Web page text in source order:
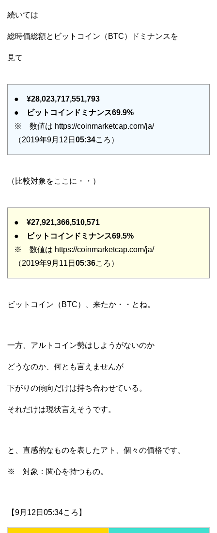
続いては
総時価総額とビットコイン（BTC）ドミナンスを
見て
● ¥28,023,717,551,793
●
ビットコインドミナンス69.9%
※ 数値は https://coinmarketcap.com/ja/
（2019年9月12日 05:34ころ）
（比較対象をここに・・）
● ¥27,921,366,510,571
●
ビットコインドミナンス69.5%
※ 数値は https://coinmarketcap.com/ja/
（2019年9月11日 05:36ころ）
ビットコイン（BTC）、来たか・・とね。
一方、アルトコイン勢はしようがないのか
どうなのか、何とも言えませんが
下がりの傾向だけは持ち合わせている。
それだけは現状言えそうです。
と、直感的なものを表したアト、個々の価格です。
※ 対象：関心を持つもの。
【9月12日05:34ころ】